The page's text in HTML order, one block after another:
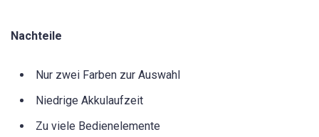
Nachteile
Nur zwei Farben zur Auswahl
Niedrige Akkulaufzeit
Zu viele Bedienelemente